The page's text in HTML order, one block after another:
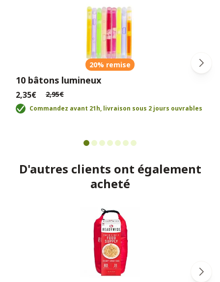
20% remise
10 bâtons lumineux
2,35€ 2,95€
Commandez avant 21h, livraison sous 2 jours ouvrables
D'autres clients ont également
acheté